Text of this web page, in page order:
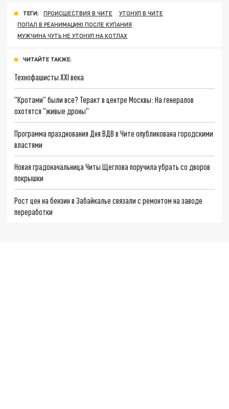
ТЕГИ: ПРОИСШЕСТВИЯ В ЧИТЕ
УТОНУЛ В ЧИТЕ
ПОПАЛ В РЕАНИМАЦИЮ ПОСЛЕ КУПАНИЯ
МУЖЧИНА ЧУТЬ НЕ УТОНУЛ НА КОТЛАХ
ЧИТАЙТЕ ТАКЖЕ:
Технофашисты XXI века
"Кротами" были все? Теракт в центре Москвы: На генералов
охотятся "живые дроны"
Программа празднования Дня ВДВ в Чите опубликована городскими
властями
Новая градоначальница Читы Щеглова поручила убрать со дворов
покрышки
Рост цен на бензин в Забайкалье связали с ремонтом на заводе
переработки